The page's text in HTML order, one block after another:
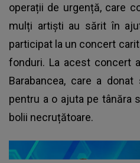
operații de urgență, care
mulți artiști au sărit în
participat la un concert
fonduri. La acest concert
Barabancea, care a
pentru a o ajuta pe tânăra
bolii necruțătoare.